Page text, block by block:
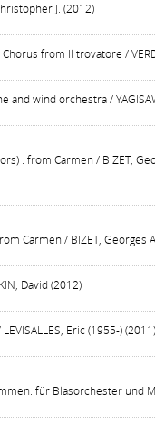
J. (2012)
from Il trovatore /
and wind orchestra /
: from Carmen / BIZET,
Carmen / BIZET, Georges
David (2012)
Eric (1955-) (2011)
für Blasorchester und